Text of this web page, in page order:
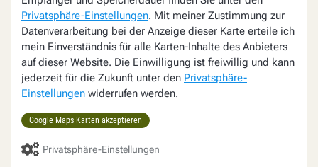
Privatsphäre-Einstellungen. Mit meiner Zustimmung zur
Datenverarbeitung bei der Anzeige dieser Karte erteile ich
mein Einverständnis für alle Karten-Inhalte des Anbieters
auf dieser Website. Die Einwilligung ist freiwillig und kann
jederzeit für die Zukunft unter den Privatsphäre-
Einstellungen widerrufen werden.
Google Maps Karten akzeptieren
Privatsphäre-Einstellungen